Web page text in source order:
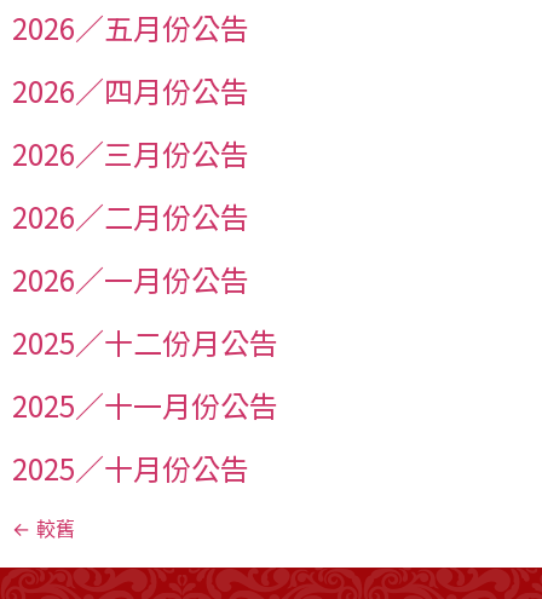
2026／五月份公告
2026／四月份公告
2026／三月份公告
2026／二月份公告
2026／一月份公告
2025／十二份月公告
2025／十一月份公告
2025／十月份公告
← 較舊